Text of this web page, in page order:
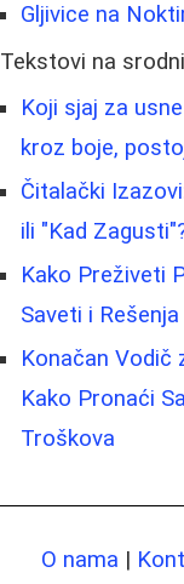
Gljivice na
Tekstovi na
Koji sjaj za
kroz boje,
Čitalački
ili "Kad
Kako Preživeti
Saveti i Rešenja
Konačan Vodič
Kako Pronaći
Troškova
O nama |